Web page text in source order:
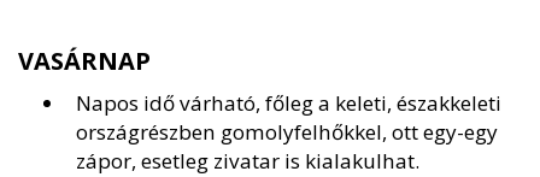
VASÁRNAP
Napos idő várható, főleg a keleti, északkeleti
országrészben gomolyfelhőkkel, ott egy-egy
zápor, esetleg zivatar is kialakulhat.